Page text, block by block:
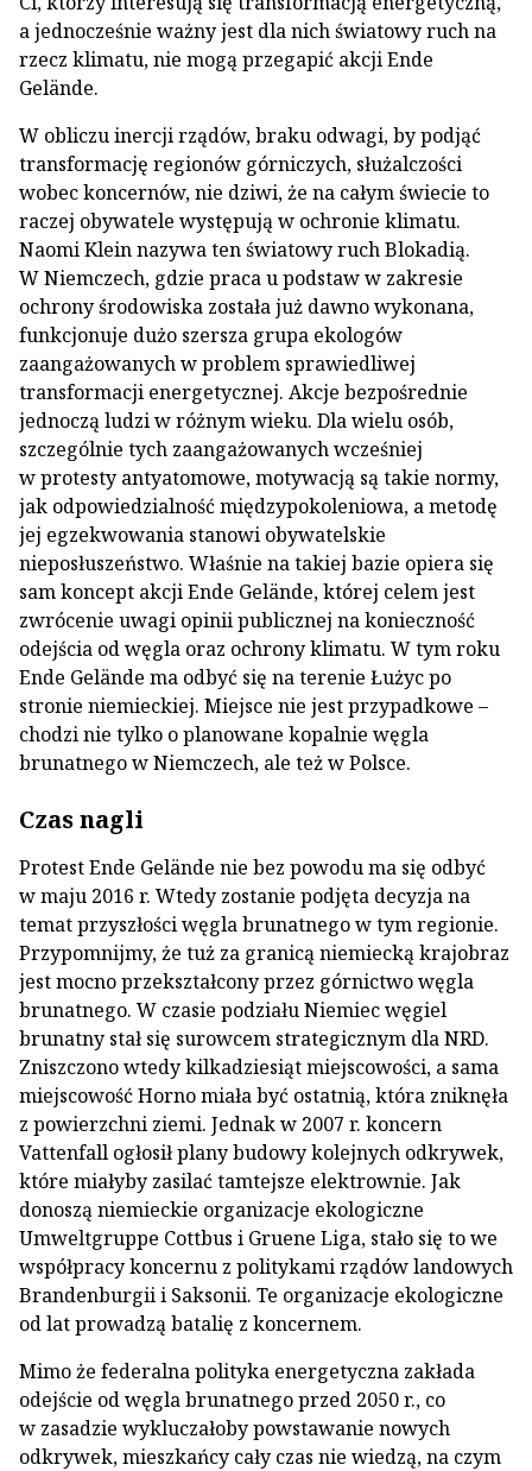
a jednocześnie ważny jest dla nich światowy ruch na
rzecz klimatu, nie mogą przegapić akcji Ende
Gelände.
W obliczu inercji rządów, braku odwagi, by podjąć
transformację regionów górniczych, służalczości
wobec koncernów, nie dziwi, że na całym świecie to
raczej obywatele występują w ochronie klimatu.
Naomi Klein nazywa ten światowy ruch Blokadią.
W Niemczech, gdzie praca u podstaw w zakresie
ochrony środowiska została już dawno wykonana,
funkcjonuje dużo szersza grupa ekologów
zaangażowanych w problem sprawiedliwej
transformacji energetycznej. Akcje bezpośrednie
jednoczą ludzi w różnym wieku. Dla wielu osób,
szczególnie tych zaangażowanych wcześniej
w protesty antyatomowe, motywacją są takie normy,
jak odpowiedzialność międzypokoleniowa, a metodę
jej egzekwowania stanowi obywatelskie
nieposłuszeństwo. Właśnie na takiej bazie opiera się
sam koncept akcji Ende Gelände, której celem jest
zwrócenie uwagi opinii publicznej na konieczność
odejścia od węgla oraz ochrony klimatu. W tym roku
Ende Gelände ma odbyć się na terenie Łużyc po
stronie niemieckiej. Miejsce nie jest przypadkowe –
chodzi nie tylko o planowane kopalnie węgla
brunatnego w Niemczech, ale też w Polsce.
Czas nagli
Protest Ende Gelände nie bez powodu ma się odbyć
w maju 2016 r. Wtedy zostanie podjęta decyzja na
temat przyszłości węgla brunatnego w tym regionie.
Przypomnijmy, że tuż za granicą niemiecką krajobraz
jest mocno przekształcony przez górnictwo węgla
brunatnego. W czasie podziału Niemiec węgiel
brunatny stał się surowcem strategicznym dla NRD.
Zniszczono wtedy kilkadziesiąt miejscowości, a sama
miejscowość Horno miała być ostatnią, która zniknęła
z powierzchni ziemi. Jednak w 2007 r. koncern
Vattenfall ogłosił plany budowy kolejnych odkrywek,
które miałyby zasilać tamtejsze elektrownie. Jak
donoszą niemieckie organizacje ekologiczne
Umweltgruppe Cottbus i Gruene Liga, stało się to we
współpracy koncernu z politykami rządów landowych
Brandenburgii i Saksonii. Te organizacje ekologiczne
od lat prowadzą batalię z koncernem.
Mimo że federalna polityka energetyczna zakłada
odejście od węgla brunatnego przed 2050 r., co
w zasadzie wykluczałoby powstawanie nowych
odkrywek, mieszkańcy cały czas nie wiedzą, na czym